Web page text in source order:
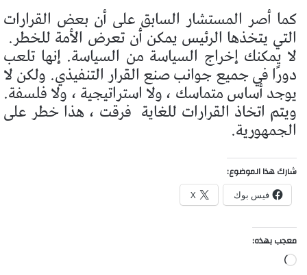
كما أصر المستشار السابق على أن بعض القرارات
التي يتخذها الرئيس يمكن أن تعرض الأمة للخطر.
لا يمكنك إخراج السياسة من السياسة. إنها تلعب
دورًا في جميع جوانب صنع القرار التنفيذي. ولكن لا
يوجد أساس متماسك ، ولا استراتيجية ، ولا فلسفة.
ويتم اتخاذ القرارات للغاية فرقت ، هذا خطر على
الجمهورية.
شارك هذا الموضوع:
فيس بوك X
معجب بهذه:
جاري